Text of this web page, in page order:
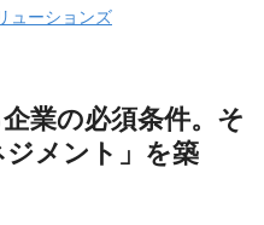
ューションズ
業の必須条件。そ
メント」を築